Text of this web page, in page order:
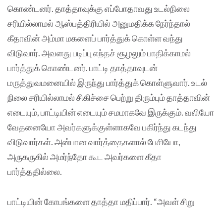
கொண்டனர். தாத்தாவுக்கு எப்போதாவது உடல்நிலை
சரியில்லாமல் ஆஸ்பத்திரியில் அனுமதிக்க நேர்ந்தால்
கீதாவின் அம்மா மகளைப் பார்த்துக் கொள்ள வந்து
விடுவார். அவளது படிப்பு எந்தச் சூழலும் பாதிக்காமல்
பார்த்துக் கொண்டனர். பாட்டி தாத்தாவுடன்
மருத்துவமனையில் இருந்து பார்த்துக் கொள்ளுவார். உடல்
நிலை சரியில்லாமல் சிகிச்சை பெற்று திரும்பும் தாத்தாவின்
எடையும், பாட்டியின் எடையும் சமமாகவே இருக்கும். வலியோ
வேதனையோ அவர்களுக்குள்ளாகவே பகிர்ந்து கடந்து
விடுவார்கள். அன்பான வார்த்தைகளால் பேசியோ,
அருகருகில் அமர்ந்தோ கூட அவர்களை கீதா
பார்த்ததில்லை.
பாட்டியின் கோபங்களை தாத்தா மதிப்பார். “அவள் சிறு